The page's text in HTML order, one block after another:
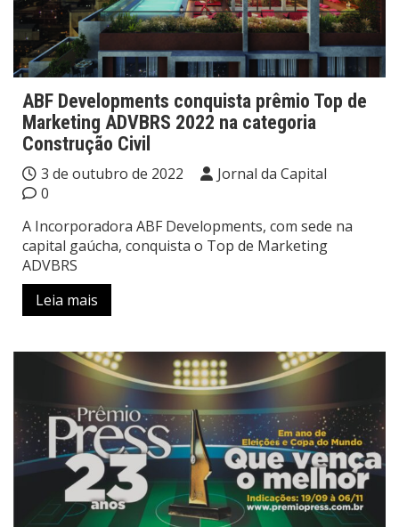
ABF Developments conquista prêmio Top de
Marketing ADVBRS 2022 na categoria
Construção Civil
3 de outubro de 2022
Jornal da Capital
0
A Incorporadora ABF Developments, com sede na
capital gaúcha, conquista o Top de Marketing
ADVBRS
Leia mais